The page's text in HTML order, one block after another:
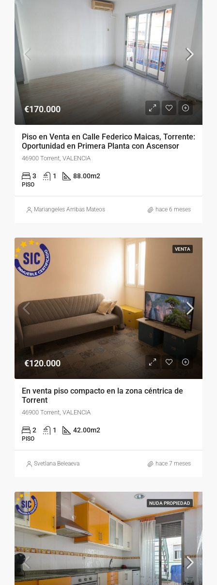
€170.000
Piso en Venta en Calle Federico Maicas, Torrente:
Oportunidad en Primera Planta con Ascensor
46900 Torrent, VALENCIA
3 1 88.00m2
PISO
Mariangeles Arribas Mateos hace 6 meses
VENTA
€120.000
En venta piso compacto en la zona céntrica de
Torrent
46900 Torrent, VALENCIA
2 1 42.00m2
PISO
Svetlana Beleaeva hace 7 meses
NUDA PROPIEDAD